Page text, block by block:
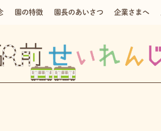
園の特徴 園長のあいさつ 企業さまへ